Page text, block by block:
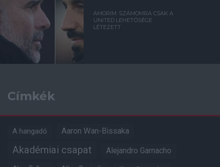
AMORIM: SZÁMOMRA CSAK A
UNITED LEHETŐSÉGE
LÉTEZETT
Címkék
A hangadó Aaron Wan-Bissaka
Akadémiai csapat Alejandro Garnacho